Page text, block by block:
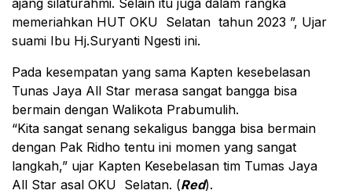
ajang silaturahmi. Selain itu juga dalam rangka
memeriahkan HUT OKU Selatan tahun 2023 ”, Ujar
suami Ibu Hj.Suryanti Ngesti ini.
Pada kesempatan yang sama Kapten kesebelasan
Tunas Jaya All Star merasa sangat bangga bisa
bermain dengan Walikota Prabumulih.
“Kita sangat senang sekaligus bangga bisa bermain
dengan Pak Ridho tentu ini momen yang sangat
langkah,” ujar Kapten Kesebelasan tim Tumas Jaya
All Star asal OKU Selatan. (Red).